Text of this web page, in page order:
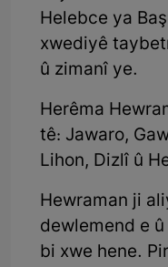
Helebce ya
xwediyê
û zimanî ye.
Herêma
tê: Jawaro,
Lihon, Dizlî û
Hewraman ji
dewlemend e
bi xwe hene.